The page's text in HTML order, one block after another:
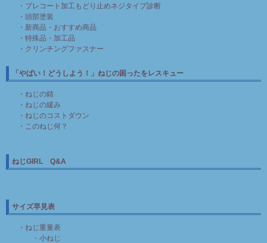
・プレコート加工もどり止めネジタイプ診断
・頭部塗装
・新商品・おすすめ商品
・特殊品・加工品
・クリンチングファスナー
「やばい！どうしよう！」ねじの困ったをレスキュー
・ねじの錆
・ねじの緩み
・ねじのコストダウン
・このねじ何？
ねじGIRL Q&A
サイズ早見表
・ねじ重量表
・小ねじ